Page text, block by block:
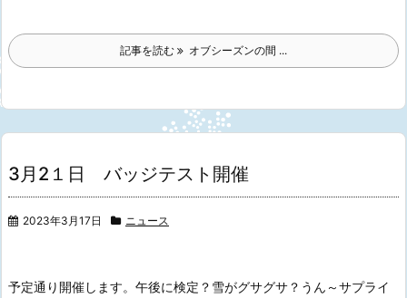
記事を読む オブシーズンの間 ...
3月2１日 バッジテスト開催
2023年3月17日 ニュース
予定通り開催します。 午後に検定？雪がグサグサ？ うん～サプライ